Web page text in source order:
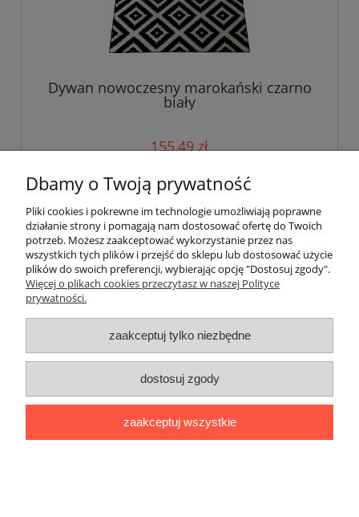
Dywan nowoczesny marokański czarno
biały
155,49 zł
do koszyka
Dbamy o Twoją prywatność
Pliki cookies i pokrewne im technologie umożliwiają poprawne
działanie strony i pomagają nam dostosować ofertę do Twoich
potrzeb. Możesz zaakceptować wykorzystanie przez nas
wszystkich tych plików i przejść do sklepu lub dostosować użycie
plików do swoich preferencji, wybierając opcję "Dostosuj zgody".
Więcej o plikach cookies przeczytasz w naszej Polityce
prywatności.
zaakceptuj tylko niezbędne
dostosuj zgody
zaakceptuj wszystkie